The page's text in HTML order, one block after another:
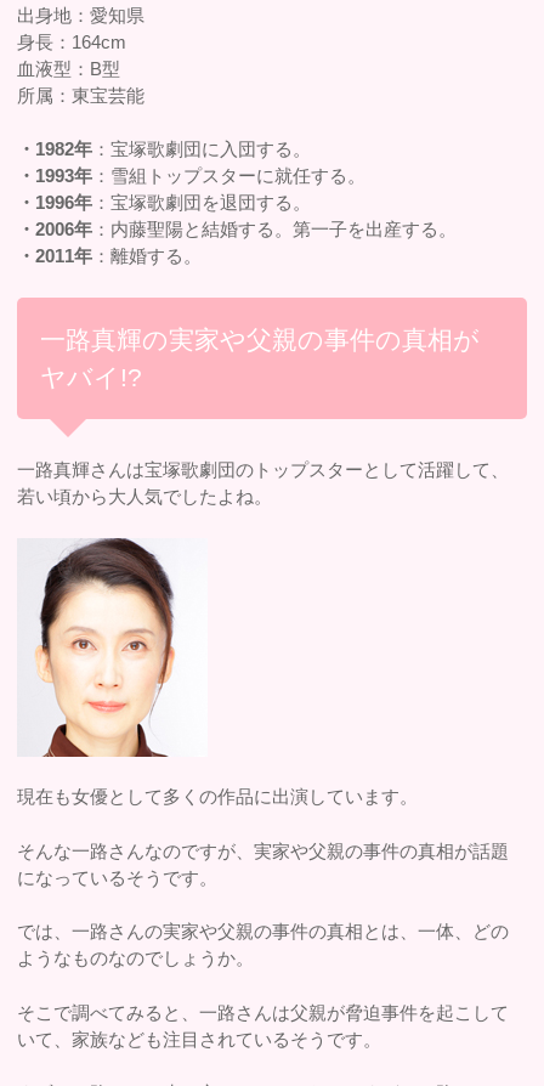
出身地：愛知県
身長：164cm
血液型：B型
所属：東宝芸能
・1982年 ：宝塚歌劇団に入団する。
・1993年 ：雪組トップスターに就任する。
・1996年 ：宝塚歌劇団を退団する。
・2006年 ：内藤聖陽と結婚する。第一子を出産する。
・2011年 ：離婚する。
一路真輝の実家や父親の事件の真相が
ヤバイ!?
一路真輝さんは宝塚歌劇団のトップスターとして活躍して、
若い頃から大人気でしたよね。
現在も女優として多くの作品に出演しています。
そんな一路さんなのですが、実家や父親の事件の真相が話題
になっているそうです。
では、一路さんの実家や父親の事件の真相とは、一体、どの
ようなものなのでしょうか。
そこで調べてみると、一路さんは父親が脅迫事件を起こして
いて、家族なども注目されているそうです。